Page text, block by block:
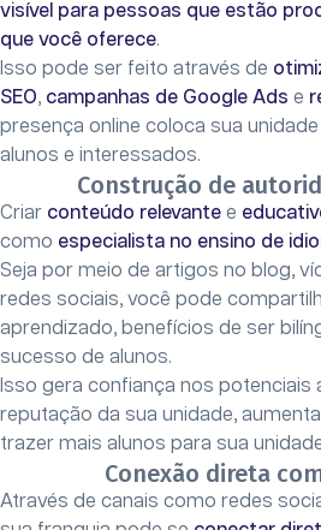
visível para pessoas que estão
que você oferece.
Isso pode ser feito através de
SEO, campanhas de Google Ads e
presença online coloca sua
alunos e interessados.
Construção de
Criar conteúdo relevante e
como especialista no ensino de
Seja por meio de artigos no blog,
redes sociais, você pode
aprendizado, benefícios de ser
sucesso de alunos.
Isso gera confiança nos potenciais
reputação da sua unidade,
trazer mais alunos para sua
Conexão direta
Através de canais como redes